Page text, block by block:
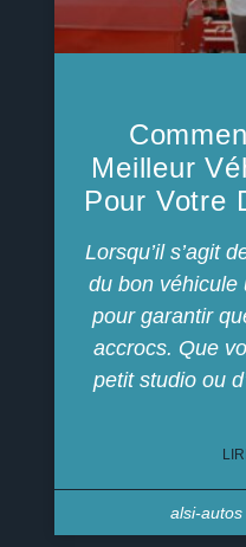
Meilleur
Pour Votre
Lorsqu’il s’agit
du bon véhicule
pour garantir
accrocs. Que
petit studio ou
alsi-autos